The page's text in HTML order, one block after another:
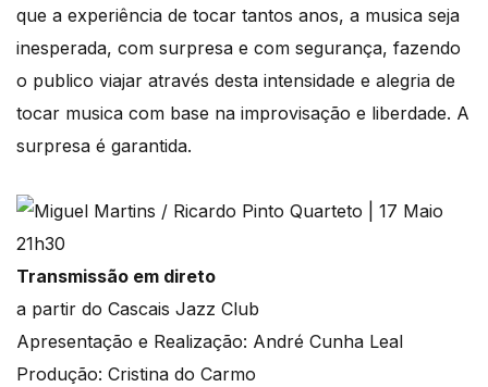
que a experiência de tocar tantos anos, a musica seja
inesperada, com surpresa e com segurança, fazendo
o publico viajar através desta intensidade e alegria de
tocar musica com base na improvisação e liberdade. A
surpresa é garantida.
Transmissão em direto
a partir do Cascais Jazz Club
Apresentação e Realização: André Cunha Leal
Produção: Cristina do Carmo